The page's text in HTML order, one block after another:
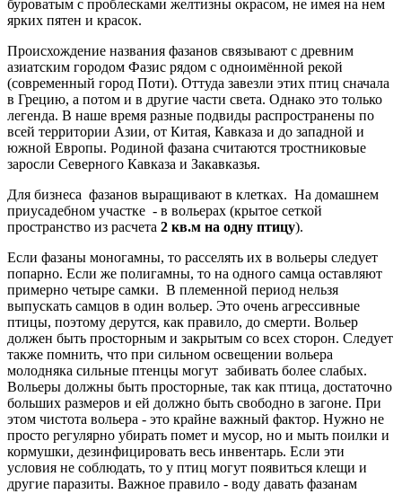
буроватым с проблесками желтизны окрасом, не имея на нем
ярких пятен и красок.
Происхождение названия фазанов связывают с древним
азиатским городом Фазис рядом с одноимённой рекой
(современный город Поти). Оттуда завезли этих птиц сначала
в Грецию, а потом и в другие части света. Однако это только
легенда. В наше время разные подвиды распространены по
всей территории Азии, от Китая, Кавказа и до западной и
южной Европы. Родиной фазана считаются тростниковые
заросли Северного Кавказа и Закавказья.
Для бизнеса фазанов выращивают в клетках. На домашнем
приусадебном участке - в вольерах (крытое сеткой
пространство из расчета 2 кв.м на одну птицу).
Если фазаны моногамны, то расселять их в вольеры следует
попарно. Если же полигамны, то на одного самца оставляют
примерно четыре самки. В племенной период нельзя
выпускать самцов в один вольер. Это очень агрессивные
птицы, поэтому дерутся, как правило, до смерти. Вольер
должен быть просторным и закрытым со всех сторон. Следует
также помнить, что при сильном освещении вольера
молодняка сильные птенцы могут забивать более слабых.
Вольеры должны быть просторные, так как птица, достаточно
больших размеров и ей должно быть свободно в загоне. При
этом чистота вольера - это крайне важный фактор. Нужно не
просто регулярно убирать помет и мусор, но и мыть поилки и
кормушки, дезинфицировать весь инвентарь. Если эти
условия не соблюдать, то у птиц могут появиться клещи и
другие паразиты. Важное правило - воду давать фазанам